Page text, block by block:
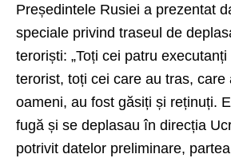
Președintele Rusiei a prezentat
speciale privind traseul de
teroriști: „Toți cei patru
terorist, toți cei care au tras, care
oameni, au fost găsiți și reținuți.
fugă și se deplasau în direcția
potrivit datelor preliminare,